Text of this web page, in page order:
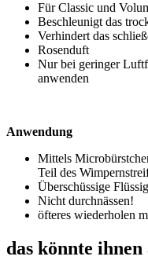
Für Classic und
Beschleunigt das
Verhindert das
Rosenduft
Nur bei geringer
anwenden
Anwendung
Mittels
Teil des
Überschüssige
Nicht durchnässen!
öfteres wiederholen
das könnte